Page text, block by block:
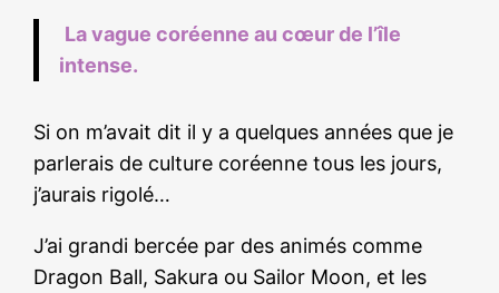
La vague coréenne au cœur de l’île
intense.
Si on m’avait dit il y a quelques années que je
parlerais de culture coréenne tous les jours,
j’aurais rigolé…
J’ai grandi bercée par des animés comme
Dragon Ball, Sakura ou Sailor Moon, et les